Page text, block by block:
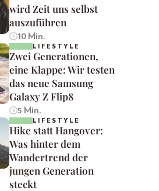
wird Zeit uns selbst
auszuführen
10 Min.
LIFESTYLE
Zwei Generationen,
eine Klappe: Wir testen
das neue Samsung
Galaxy Z Flip8
5 Min.
LIFESTYLE
Hike statt Hangover:
Was hinter dem
Wandertrend der
jungen Generation
steckt